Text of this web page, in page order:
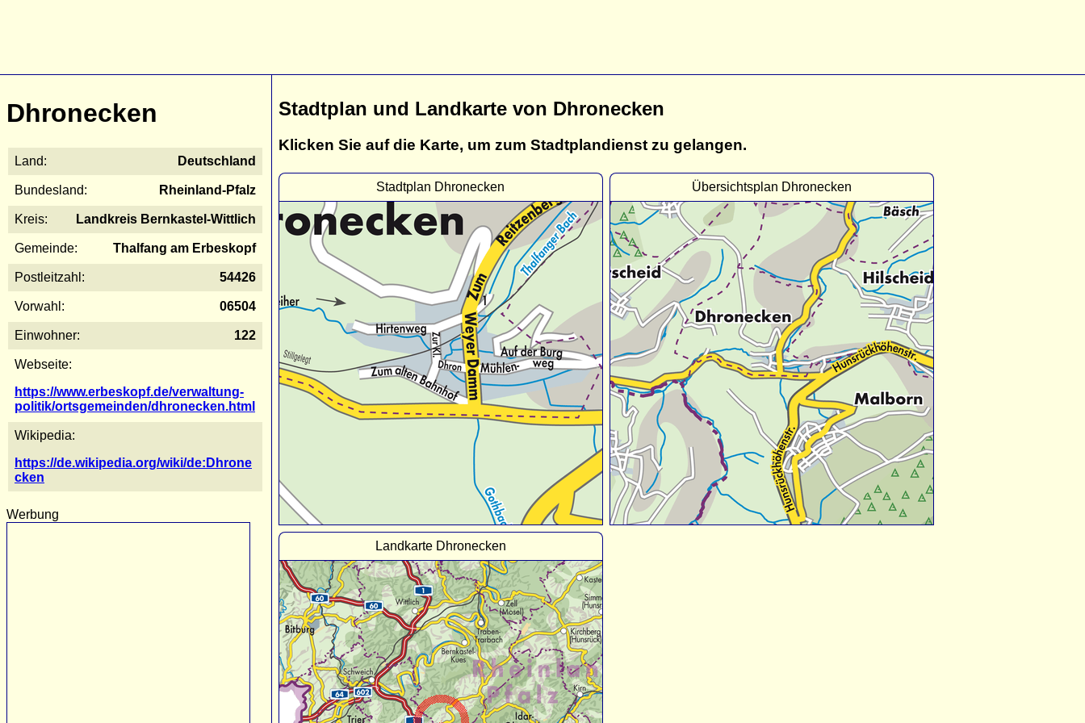
Dhronecken
Land: Deutschland
Bundesland: Rheinland-Pfalz
Kreis: Landkreis Bernkastel-Wittlich
Gemeinde: Thalfang am Erbeskopf
Postleitzahl: 54426
Vorwahl: 06504
Einwohner: 122
Webseite:
https://www.erbeskopf.de/verwaltung-
politik/ortsgemeinden/dhronecken.html
Wikipedia:
https://de.wikipedia.org/wiki/de:Dhrone
cken
Werbung
Stadtplan und Landkarte von Dhronecken
Klicken Sie auf die Karte, um zum Stadtplandienst zu gelangen.
Stadtplan Dhronecken Übersichtsplan Dhronecken
Landkarte Dhronecken